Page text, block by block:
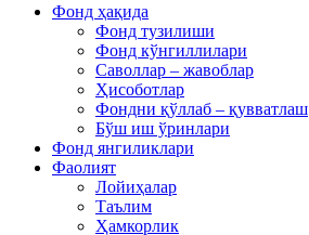
Фонд ҳақида
Фонд тузилиши
Фонд кўнгиллилари
Саволлар – жавоблар
Ҳисоботлар
Фондни қўллаб – қувватлаш
Бўш иш ўринлари
Фонд янгиликлари
Фаолият
Лойиҳалар
Таълим
Ҳамкорлик